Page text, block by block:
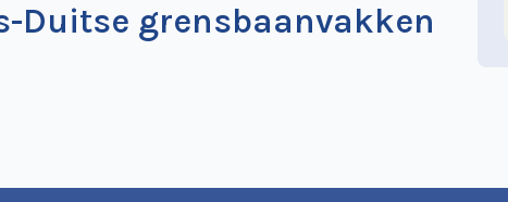
Duitse grensbaanvakken